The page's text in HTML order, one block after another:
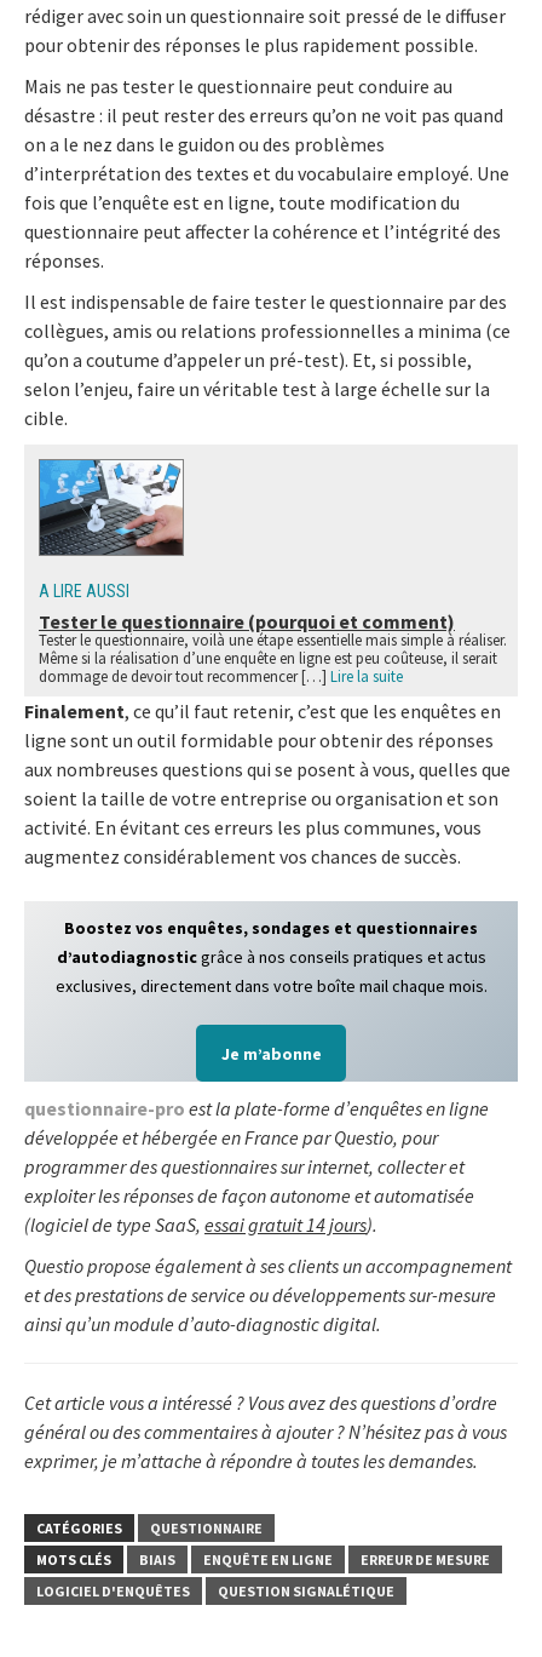
rédiger avec soin un questionnaire soit pressé de le diffuser
pour obtenir des réponses le plus rapidement possible.
Mais ne pas tester le questionnaire peut conduire au
désastre : il peut rester des erreurs qu’on ne voit pas quand
on a le nez dans le guidon ou des problèmes
d’interprétation des textes et du vocabulaire employé. Une
fois que l’enquête est en ligne, toute modification du
questionnaire peut affecter la cohérence et l’intégrité des
réponses.
Il est indispensable de faire tester le questionnaire par des
collègues, amis ou relations professionnelles a minima (ce
qu’on a coutume d’appeler un pré-test). Et, si possible,
selon l’enjeu, faire un véritable test à large échelle sur la
cible.
A LIRE AUSSI
Tester le questionnaire (pourquoi et comment)
Tester le questionnaire, voilà une étape essentielle mais simple à réaliser.
Même si la réalisation d’une enquête en ligne est peu coûteuse, il serait
dommage de devoir tout recommencer […] Lire la suite
Finalement, ce qu’il faut retenir, c’est que les enquêtes en
ligne sont un outil formidable pour obtenir des réponses
aux nombreuses questions qui se posent à vous, quelles que
soient la taille de votre entreprise ou organisation et son
activité. En évitant ces erreurs les plus communes, vous
augmentez considérablement vos chances de succès.
Boostez vos enquêtes, sondages et questionnaires
d’autodiagnosticgrâce à nos conseils pratiques et actus
exclusives, directement dans votre boîte mail chaque mois.
Je m’abonne
questionnaire-pro est la plate-forme d’enquêtes en ligne
développée et hébergée en France par Questio, pour
programmer des questionnaires sur internet, collecter et
exploiter les réponses de façon autonome et automatisée
(logiciel de type SaaS, essai gratuit 14 jours).
Questio propose également à ses clients un accompagnement
et des prestations de service ou développements sur-mesure
ainsi qu’un module d’auto-diagnostic digital.
Cet article vous a intéressé ? Vous avez des questions d’ordre
général ou des commentaires à ajouter ? N’hésitez pas à vous
exprimer, je m’attache à répondre à toutes les demandes.
CATÉGORIES
QUESTIONNAIRE
MOTS CLÉS
BIAIS ENQUÊTE EN LIGNE
ERREUR DE MESURE
LOGICIEL D'ENQUÊTES
QUESTION SIGNALÉTIQUE